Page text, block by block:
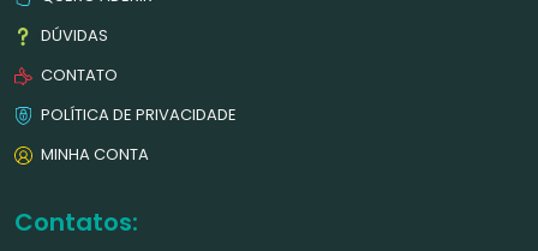
DÚVIDAS
CONTATO
POLÍTICA DE PRIVACIDADE
MINHA CONTA
Contatos: